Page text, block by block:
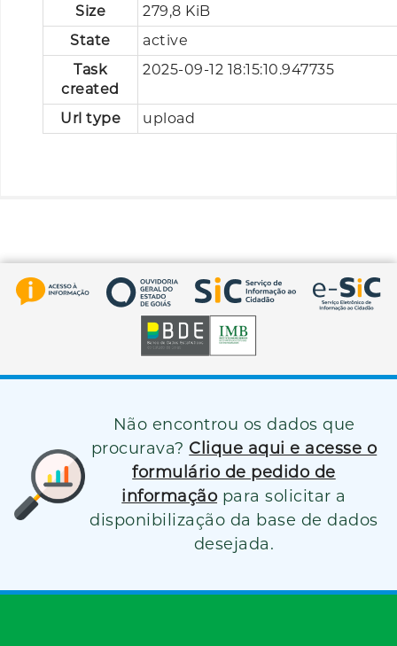
Size
279,8 KiB
State
active
Task
created
2025-09-12 18:15:10.947735
Url type upload
Não encontrou os dados que
procurava? Clique aqui e acesse o
formulário de pedido de
informação para solicitar a
disponibilização da base de dados
desejada.